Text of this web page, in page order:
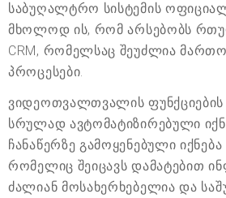
საბუღალტრო სისტემის
მხოლოდ ის, რომ არსებობს
CRM, რომელსაც შეუძლია
პროცესები.
ვიდეოთვალთვალის ფუნქციების
სრულად ავტომატიზირებული
ჩანაწერზე გამოყენებული
რომელიც შეიცავს დამატებით
ძალიან მოსახერხებელია და